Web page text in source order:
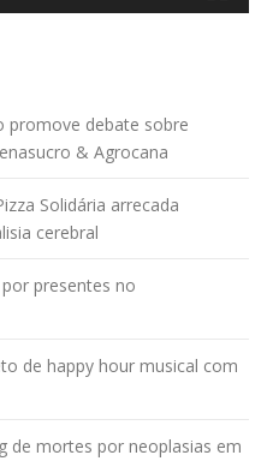
promove debate sobre
& Agrocana
Solidária arrecada
cerebral
presentes no
de happy hour musical com
de mortes por neoplasias em